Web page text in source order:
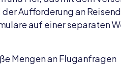
Aufforderung an
auf einer separaten
Mengen an Fluganfragen